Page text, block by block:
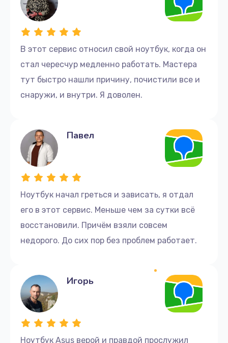
В этот сервис относил свой ноутбук, когда он
стал чересчур медленно работать. Мастера
тут быстро нашли причину, почистили все и
снаружи, и внутри. Я доволен.
Ноутбук начал греться и зависать, я отдал
его в этот сервис. Меньше чем за сутки всё
восстановили. Причём взяли совсем
недорого. До сих пор без проблем работает.
Павел
Ноутбук Asus верой и правдой прослужил
Игорь